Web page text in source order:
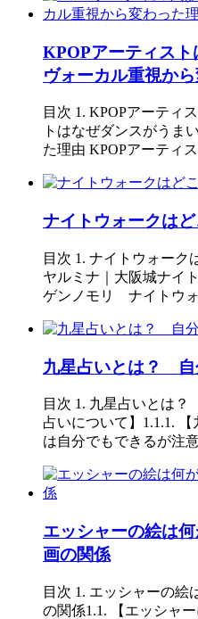
KPOPアーティスト
ヴォーカル重視か
目次 1. KPOPアーティ
トはなぜダンスがうま
た理由 KPOPアーティ
ナイトウォークは
目次 1. ナイトウォーク
ヤルミナ｜大阪城ナイ
ゲンノモリ ナイトウ
九星占いとは？ 自
目次 1. 九星占いとは
占いについて】1.1.1.
は自分でもできるが注
エッシャーの絵は
画の関係
目次 1. エッシャーの
の関係1.1. 【エッシャ